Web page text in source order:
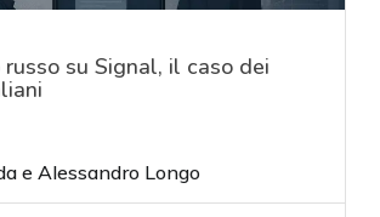
su Signal, il caso dei
eAlessandro Longo